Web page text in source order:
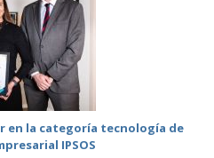
en la categoría tecnología de
IPSOS